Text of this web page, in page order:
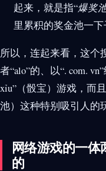
起来，就是指“爆奖
里累积的奖金池一下
所以，连起来看，这个
者“alo”的、以“. com.
xỉu”（骰宝）游戏，而
池）这种特别吸引人的
网络游戏的一体
的